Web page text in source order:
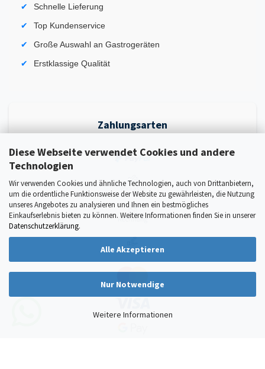
Diese Webseite verwendet Cookies und andere
Technologien
Wir verwenden Cookies und ähnliche Technologien, auch von Drittanbietern,
um die ordentliche Funktionsweise der Website zu gewährleisten, die Nutzung
unseres Angebotes zu analysieren und Ihnen ein bestmögliches
Einkaufserlebnis bieten zu können. Weitere Informationen finden Sie in unserer
Datenschutzerklärung.
Alle Akzeptieren
Nur Notwendige
Weitere Informationen
Schnelle Lieferung
Top Kundenservice
Große Auswahl an Gastrogeräten
Erstklassige Qualität
Zahlungsarten